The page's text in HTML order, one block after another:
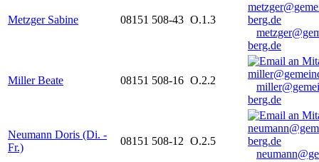
Metzger Sabine 08151 508-43 O.1.3
berg.de
Miller Beate 08151 508-16 O.2.2
berg.de
Neumann Doris (Di. -
Fr.)
08151 508-12 O.2.5